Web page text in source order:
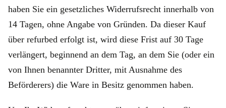
haben Sie ein gesetzliches Widerrufsrecht innerhalb von
14 Tagen, ohne Angabe von Gründen. Da dieser Kauf
über refurbed erfolgt ist, wird diese Frist auf 30 Tage
verlängert, beginnend an dem Tag, an dem Sie (oder ein
von Ihnen benannter Dritter, mit Ausnahme des
Beförderers) die Ware in Besitz genommen haben.